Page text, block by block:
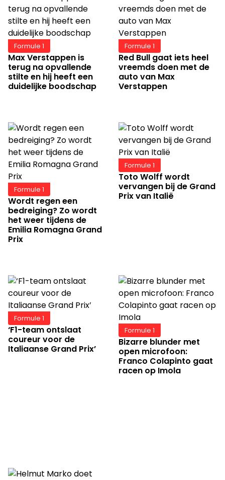
Formule 1
Max Verstappen is
terug na opvallende
stilte en hij heeft een
duidelijke boodschap
Formule 1
Red Bull gaat iets heel
vreemds doen met de
auto van Max
Verstappen
Formule 1
Wordt regen een
bedreiging? Zo wordt
het weer tijdens de
Emilia Romagna Grand
Prix
Formule 1
Toto Wolff wordt
vervangen bij de Grand
Prix van Italië
Formule 1
‘F1-team ontslaat
coureur voor de
Italiaanse Grand Prix’
Formule 1
Bizarre blunder met
open microfoon:
Franco Colapinto gaat
racen op Imola